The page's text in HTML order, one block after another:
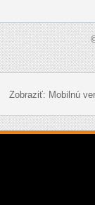
Zobraziť: Mobilnú